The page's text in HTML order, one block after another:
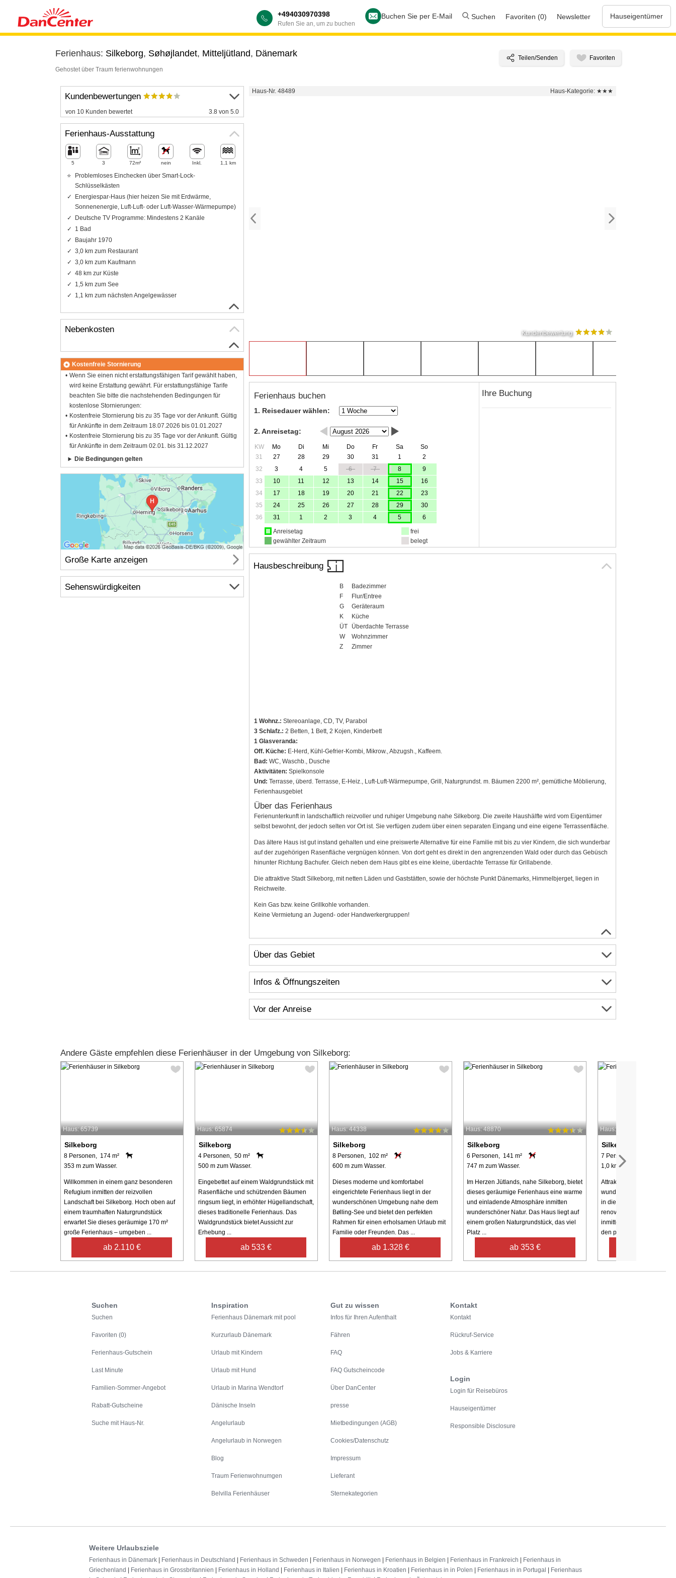
+494030970398
Rufen Sie an, um zu buchen
Buchen Sie per E-Mail Suchen Favoriten (0) Newsletter Hauseigentümer
Ferienhaus: Silkeborg, Søhøjlandet, Mitteljütland, Dänemark
Gehostet über Traum ferienwohnungen
Haus-Nr. 48489 Haus-Kategorie: ★★★
Kundenbewertung
Ferienhaus buchen
1. Reisedauer wählen:
2. Anreisetag:
KW Mo Di Mi Do Fr Sa
So
31
27 28 29 30 31 1
2
32
3 4 5 6 7 8
9
33
10 11 12 13 14 15
16
34
17 18 19 20 21 22
23
35
24 25 26 27 28 29
30
36
31 1 2 3 4 5
6
Anreisetag
gewählter Zeitraum
frei
belegt
Ihre Buchung
Hausbeschreibung
B
Badezimmer
F
Flur/Entree
G
Geräteraum
K
Küche
ÜT
Überdachte Terrasse
W
Wohnzimmer
Z
Zimmer
1 Wohnz.: Stereoanlage, CD, TV, Parabol
3 Schlafz.: 2 Betten, 1 Bett, 2 Kojen, Kinderbett
1 Glasveranda:
Off. Küche: E-Herd, Kühl-Gefrier-Kombi, Mikrow., Abzugsh., Kaffeem.
Bad: WC, Waschb., Dusche
Aktivitäten: Spielkonsole
Und: Terrasse, überd. Terrasse, E-Heiz., Luft-Luft-Wärmepumpe, Grill, Naturgrundst. m. Bäumen 2200 m², gemütliche Möblierung,
Ferienhausgebiet
Über das Ferienhaus
Ferienunterkunft in landschaftlich reizvoller und ruhiger Umgebung nahe Silkeborg. Die zweite Haushälfte wird vom Eigentümer
selbst bewohnt, der jedoch selten vor Ort ist. Sie verfügen zudem über einen separaten Eingang und eine eigene Terrassenfläche.
Das ältere Haus ist gut instand gehalten und eine preiswerte Alternative für eine Familie mit bis zu vier Kindern, die sich wunderbar
auf der zugehörigen Rasenfläche vergnügen können. Von dort geht es direkt in den angrenzenden Wald oder durch das Gebüsch
hinunter Richtung Bachufer. Gleich neben dem Haus gibt es eine kleine, überdachte Terrasse für Grillabende.
Die attraktive Stadt Silkeborg, mit netten Läden und Gaststätten, sowie der höchste Punkt Dänemarks, Himmelbjerget, liegen in
Reichweite.
Kein Gas bzw. keine Grillkohle vorhanden.
Keine Vermietung an Jugend- oder Handwerkergruppen!
Über das Gebiet
Infos & Öffnungszeiten
Vor der Anreise
Kundenbewertungen
von 10 Kunden bewertet 3.8 von 5.0
Ferienhaus-Ausstattung
5 3 72m² nein Inkl. 1,1 km
Problemloses Einchecken über Smart-Lock-
Schlüsselkästen
Energiespar-Haus (hier heizen Sie mit Erdwärme,
Sonnenenergie, Luft-Luft- oder Luft-Wasser-Wärmepumpe)
Deutsche TV Programme: Mindestens 2 Kanäle
1 Bad
Baujahr 1970
3,0 km zum Restaurant
3,0 km zum Kaufmann
48 km zur Küste
1,5 km zum See
1,1 km zum nächsten Angelgewässer
Nebenkosten
Kostenfreie Stornierung
Wenn Sie einen nicht erstattungsfähigen Tarif gewählt haben,
wird keine Erstattung gewährt. Für erstattungsfähige Tarife
beachten Sie bitte die nachstehenden Bedingungen für
kostenlose Stornierungen:
Kostenfreie Stornierung bis zu 35 Tage vor der Ankunft. Gültig
für Ankünfte in dem Zeitraum 18.07.2026 bis 01.01.2027
Kostenfreie Stornierung bis zu 35 Tage vor der Ankunft. Gültig
für Ankünfte in dem Zeitraum 02.01. bis 31.12.2027
Die Bedingungen gelten
Große Karte anzeigen
Sehenswürdigkeiten
Andere Gäste empfehlen diese Ferienhäuser in der Umgebung von Silkeborg:
Haus: 65739
Silkeborg
8 Personen, 174 m²
353 m zum Wasser.
Willkommen in einem ganz besonderen
Refugium inmitten der reizvollen
Landschaft bei Silkeborg. Hoch oben auf
einem traumhaften Naturgrundstück
erwartet Sie dieses geräumige 170 m²
große Ferienhaus – umgeben ...
ab 2.110 €
Haus: 65874
Silkeborg
4 Personen, 50 m²
500 m zum Wasser.
Eingebettet auf einem Waldgrundstück mit
Rasenfläche und schützenden Bäumen
ringsum liegt, in erhöhter Hügellandschaft,
dieses traditionelle Ferienhaus. Das
Waldgrundstück bietet Aussicht zur
Erhebung ...
ab 533 €
Haus: 44338
Silkeborg
8 Personen, 102 m²
600 m zum Wasser.
Dieses moderne und komfortabel
eingerichtete Ferienhaus liegt in der
wunderschönen Umgebung nahe dem
Bølling-See und bietet den perfekten
Rahmen für einen erholsamen Urlaub mit
Familie oder Freunden. Das ...
ab 1.328 €
Haus: 48870
Silkeborg
6 Personen, 141 m²
747 m zum Wasser.
Im Herzen Jütlands, nahe Silkeborg, bietet
dieses geräumige Ferienhaus eine warme
und einladende Atmosphäre inmitten
wunderschöner Natur. Das Haus liegt auf
einem großen Naturgrundstück, das viel
Platz ...
ab 353 €
Haus: 65853
Silkeborg
7 Personen, 71 m²
1,0 km zum Wasser.
Attraktiv renoviertes
wunderschöner
in diesem gemütlichen
renovierten Ferienhaus in
inmitten herrlicher Natur!
den perfekten ...
Suchen
Suchen
Favoriten (0)
Ferienhaus-Gutschein
Last Minute
Familien-Sommer-Angebot
Rabatt-Gutscheine
Suche mit Haus-Nr.
Inspiration
Ferienhaus Dänemark mit pool
Kurzurlaub Dänemark
Urlaub mit Kindern
Urlaub mit Hund
Urlaub in Marina Wendtorf
Dänische Inseln
Angelurlaub
Angelurlaub in Norwegen
Blog
Traum Ferienwohnumgen
Belvilla Ferienhäuser
Gut zu wissen
Infos für Ihren Aufenthalt
Fähren
FAQ
FAQ Gutscheincode
Über DanCenter
presse
Mietbedingungen (AGB)
Cookies/Datenschutz
Impressum
Lieferant
Sternekategorien
Kontakt
Kontakt
Rückruf-Service
Jobs & Karriere
Login
Login für Reisebüros
Hauseigentümer
Responsible Disclosure
Weitere Urlaubsziele
Ferienhaus in Dänemark Ferienhaus in Deutschland Ferienhaus in Schweden Ferienhaus in Norwegen Ferienhaus in Belgien Ferienhaus in Frankreich
Ferienhaus in
Griechenland
Ferienhaus in Grossbritannien Ferienhaus in Holland Ferienhaus in Italien Ferienhaus in Kroatien Ferienhaus in in Polen Ferienhaus in in Portugal
Ferienhaus